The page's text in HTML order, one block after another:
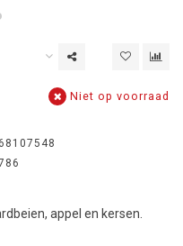
Niet op voorraad
appel en kersen.